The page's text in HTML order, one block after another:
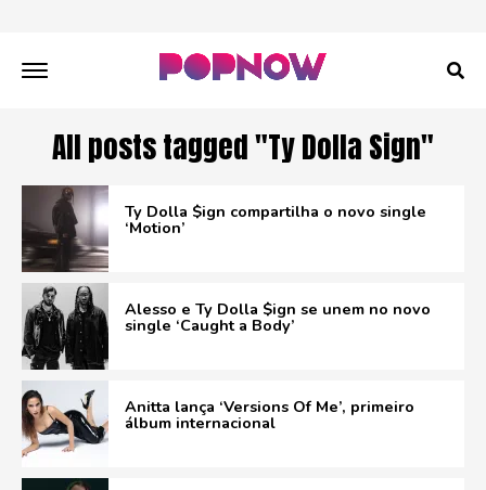
All posts tagged "Ty Dolla Sign"
Ty Dolla $ign compartilha o novo single
‘Motion’
Alesso e Ty Dolla $ign se unem no novo
single ‘Caught a Body’
Anitta lança ‘Versions Of Me’, primeiro
álbum internacional